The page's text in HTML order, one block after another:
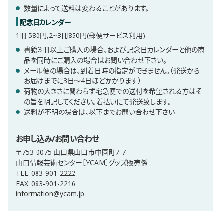
数量によって送料は変わることがあります。
記念日カレンダー
1冊 580円,2~3冊850円(郵便サービス利用)
書籍３冊以上ご購入の場合、および記念日カレンダーと他の商
品を同時にご購入の場合はお問い合わせ下さい。
メール便の場合は、到着日時の指定ができません。（発送から
お届けまでに3日〜4日ほどかかります）
荷物の大きさに関わらず宅急便での送付を希望される方はそ
の旨を明記してください。着払いにて発送致します。
送料が不明の場合は、以下までお問い合わせ下さい
お申し込み/お問い合わせ
〒753-0075 山口県山口市中園町7-7
山口情報芸術センター［YCAM］グッズ販売係
TEL: 083-901-2222
FAX: 083-901-2216
information@ycam.jp